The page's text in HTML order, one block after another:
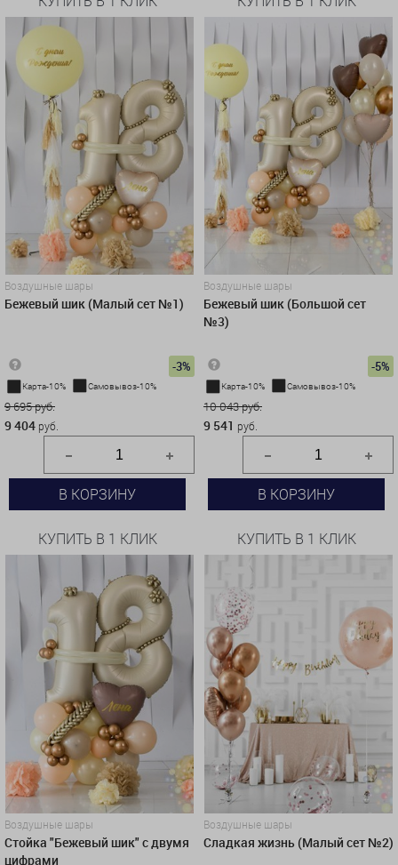
Воздушные шары
Бежевый шик (Малый сет №1)
-3%
Карта-10% Самовывоз-10%
9 695 руб.
9 404 руб.
В КОРЗИНУ
КУПИТЬ В 1 КЛИК
Воздушные шары
Бежевый шик (Большой сет
№3)
-5%
Карта-10% Самовывоз-10%
10 043 руб.
9 541 руб.
В КОРЗИНУ
КУПИТЬ В 1 КЛИК
Воздушные шары
Стойка "Бежевый шик" с двумя
цифрами
Воздушные шары
Сладкая жизнь (Малый сет №2)